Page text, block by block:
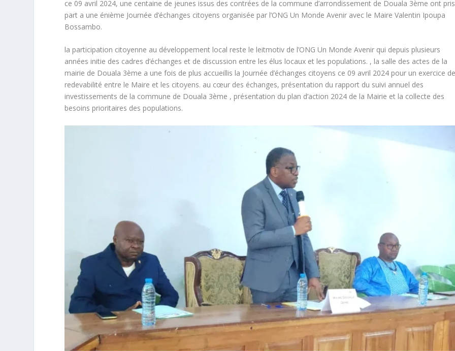
ce 09 avril 2024, une centaine de jeunes issus des contrées de la commune d’arrondissement de Douala 3ème ont pris
part a une énième Journée d’échanges citoyens organisée par l’ONG Un Monde Avenir avec le Maire Valentin Ipoupa
Bossambo.
la participation citoyenne au développement local reste le leitmotiv de l’ONG Un Monde Avenir qui depuis plusieurs
années initie des cadres d’échanges et de discussion entre les élus locaux et les populations. , la salle des actes de la
mairie de Douala 3ème a une fois de plus accueillis la Journée d’échanges citoyens ce 09 avril 2024 pour un exercice
redevabilité entre le Maire et les citoyens. au cœur des échanges, présentation du rapport du suivi annuel des
investissements de la commune de Douala 3ème , présentation du plan d’action 2024 de la Mairie et la collecte des
besoins prioritaires des populations.